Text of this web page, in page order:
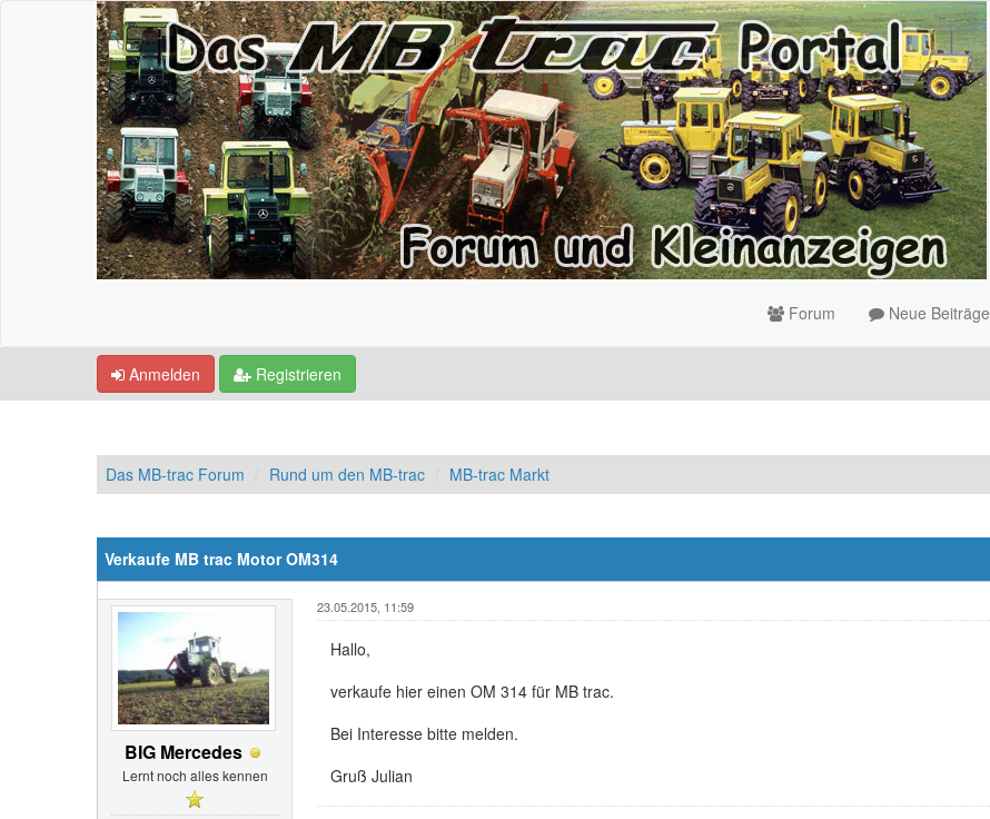
Forum Neue Beiträge
Anmelden Registrieren
Das MB-trac Forum Rund um den MB-trac MB-trac Markt
Verkaufe MB trac Motor OM314
BIG Mercedes
Lernt noch alles kennen
23.05.2015, 11:59
Hallo,
verkaufe hier einen OM 314 für MB trac.
Bei Interesse bitte melden.
Gruß Julian